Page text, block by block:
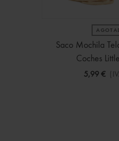
Saco Mochila
Coches
5,99 €